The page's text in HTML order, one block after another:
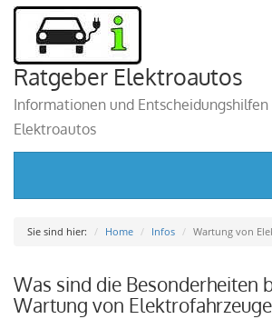
Ratgeber Elektroautos
Informationen und Entscheidungshilfen
Elektroautos
Sie sind hier: Home Infos Wartung von
Was sind die Besonderheiten
Wartung von